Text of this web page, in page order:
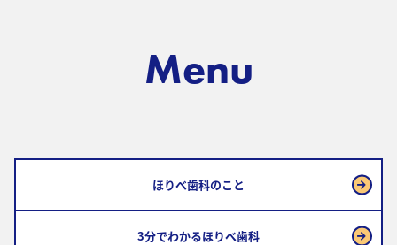
Menu
ほりべ歯科のこと
3分でわかるほりべ歯科